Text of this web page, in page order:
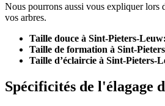
Nous pourrons aussi vous expliquer lors
vos arbres.
Taille douce à Sint-Pieters-Leuw:
Taille de formation à Sint-
Taille d’éclaircie à Sint-Pieters-
Spécificités de l'élagage